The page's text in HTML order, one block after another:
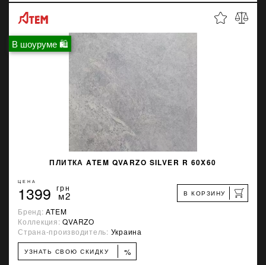
В шоуруме 🛍
ПЛИТКА ATEM QVARZO SILVER R 60X60
ЦЕНА
1399 грн
м2 В КОРЗИНУ
Бренд:ATEM
Коллекция:QVARZO
Страна-производитель: Украина
УЗНАТЬ СВОЮ СКИДКУ %